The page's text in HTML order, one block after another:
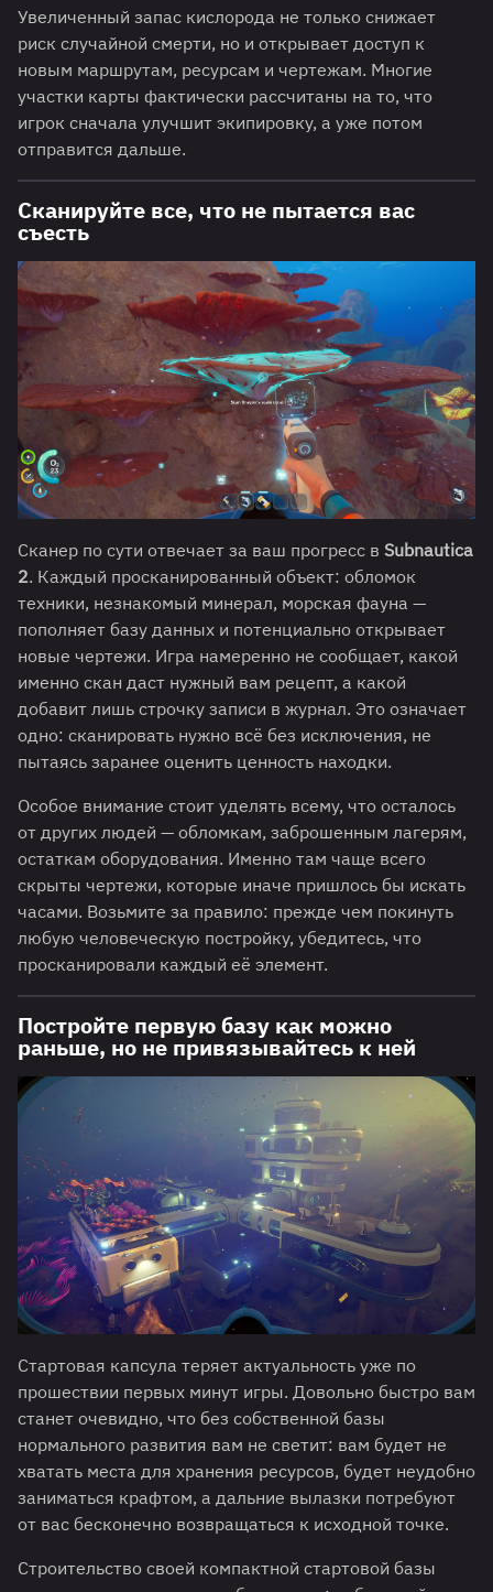
Увеличенный запас кислорода не только снижает
риск случайной смерти, но и открывает доступ к
новым маршрутам, ресурсам и чертежам. Многие
участки карты фактически рассчитаны на то, что
игрок сначала улучшит экипировку, а уже потом
отправится дальше.
Сканируйте все, что не пытается вас
съесть
Сканер по сути отвечает за ваш прогресс в Subnautica
2. Каждый просканированный объект: обломок
техники, незнакомый минерал, морская фауна —
пополняет базу данных и потенциально открывает
новые чертежи. Игра намеренно не сообщает, какой
именно скан даст нужный вам рецепт, а какой
добавит лишь строчку записи в журнал. Это означает
одно: сканировать нужно всё без исключения, не
пытаясь заранее оценить ценность находки.
Особое внимание стоит уделять всему, что осталось
от других людей — обломкам, заброшенным лагерям,
остаткам оборудования. Именно там чаще всего
скрыты чертежи, которые иначе пришлось бы искать
часами. Возьмите за правило: прежде чем покинуть
любую человеческую постройку, убедитесь, что
просканировали каждый её элемент.
Постройте первую базу как можно
раньше, но не привязывайтесь к ней
Стартовая капсула теряет актуальность уже по
прошествии первых минут игры. Довольно быстро вам
станет очевидно, что без собственной базы
нормального развития вам не светит: вам будет не
хватать места для хранения ресурсов, будет неудобно
заниматься крафтом, а дальние вылазки потребуют
от вас бесконечно возвращаться к исходной точке.
Строительство своей компактной стартовой базы